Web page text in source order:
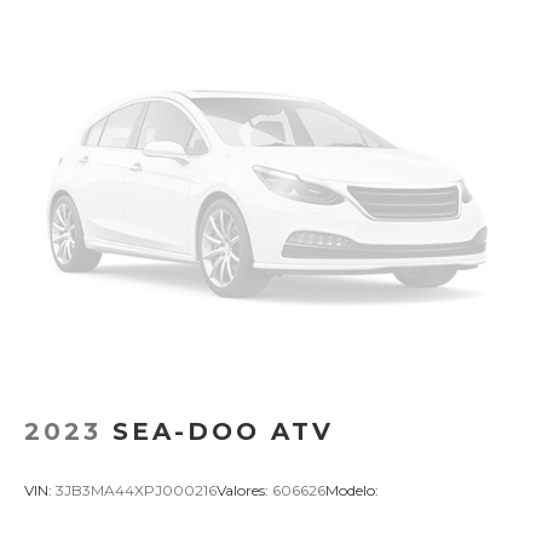
2023 SEA-DOO ATV
VIN: 3JB3MA44XPJ000216Valores: 606626Modelo: